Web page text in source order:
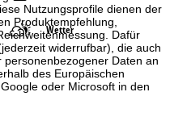
Nutzungsprofile dienen der
Produktempfehlung,
Dafür
widerrufbar), die auch
Daten an
des Europäischen
oder Microsoft in den
Wetter